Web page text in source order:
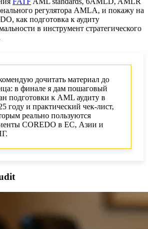
регулятора AMLA, и покажу на
как подготовка к аудиту
в инструмент стратегического
дочитать материал до
в финале я дам пошаговый
подготовки к AML аудиту в
году и практический чек-лист,
реально пользуются
COREDO в ЕС, Азии и